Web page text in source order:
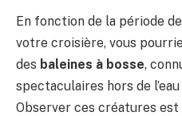
En fonction de la période
votre croisière, vous
des baleines à bosse,
spectaculaires hors de
Observer ces créatures